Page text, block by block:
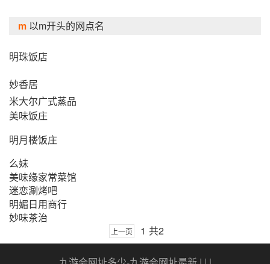
m 以m开头的网点名
明珠饭店
妙香居
米大尔广式蒸品
美味饭庄
明月楼饭庄
么妹
美味缘家常菜馆
迷恋涮烤吧
明媚日用商行
妙味茶治
上一页 1 共2